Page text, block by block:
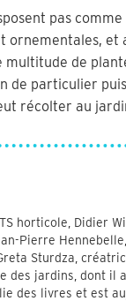
pas
ornementales, et
multitude de
de particulier
récolter au
horticole, Didier
Pierre
Sturdza,
des jardins, dont il
des livres et est